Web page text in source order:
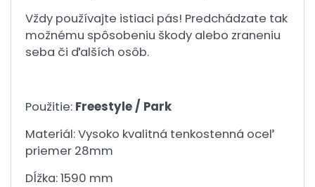
Vždy používajte istiaci pás! Predchádzate tak
možnému spôsobeniu škody alebo zraneniu
seba či ďalších osôb.
Použitie: Freestyle / Park
Materiál: Vysoko kvalitná tenkostenná oceľ
priemer 28mm
Dĺžka: 1590 mm